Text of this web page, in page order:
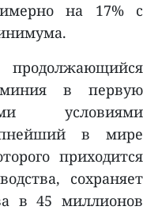
на 17% с
в первую
условиями
в мире
приходится
сохраняет
в 45 миллионов